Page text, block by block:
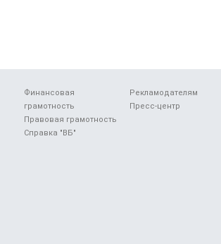
Финансовая
грамотность
Правовая грамотность
Справка "ВБ"
Рекламодателям
Пресс-центр